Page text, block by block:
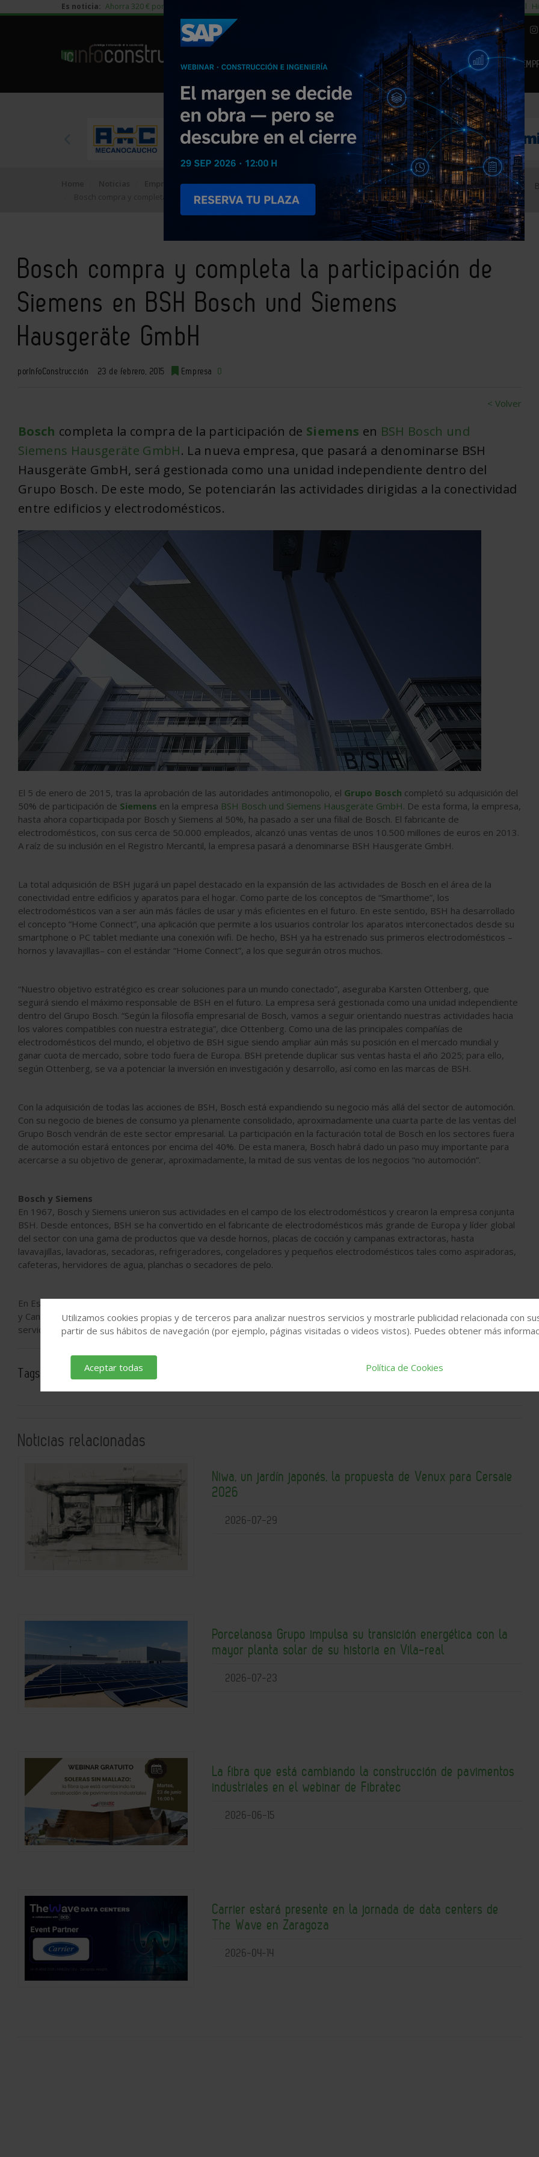
Es noticia: Ahorra 320 € por vivienda en edificación residencial 29% cambiar al alquiler temporal
|
NOTICIAS PRODUCTOS AGENDA ARTÍCULOS
EMPRESAS PREMIUM
Bosch compra y completa la participación de Siemens en BSH Bosch und Siemens Hausgeräte GmbH
Bosch compra y completa la participación de
Siemens en BSH Bosch und Siemens
Hausgeräte GmbH
porInfoConstrucción 23 de febrero, 2015 Empresa 0
< Volver
Bosch completa la compra de la participación de Siemens en BSH Bosch und
Siemens Hausgeräte GmbH. La nueva empresa, que pasará a denominarse BSH
Hausgeräte GmbH, será gestionada como una unidad independiente dentro del
Grupo Bosch. De este modo, Se potenciarán las actividades dirigidas a la conectividad
entre edificios y electrodomésticos.
El 5 de enero de 2015, tras la aprobación de las autoridades antimonopolio, el Grupo Bosch completó su adquisición del
50% de participación de Siemens en la empresa BSH Bosch und Siemens Hausgeräte GmbH. De esta forma, la empresa,
hasta ahora coparticipada por Bosch y Siemens al 50%, ha pasado a ser una filial de Bosch. El fabricante de
electrodomésticos, con sus cerca de 50.000 empleados, alcanzó unas ventas de unos 10.500 millones de euros en 2013.
A raíz de su inclusión en el Registro Mercantil, la empresa pasará a denominarse BSH Hausgeräte GmbH.
La total adquisición de BSH jugará un papel destacado en la expansión de las actividades de Bosch en el área de la
conectividad entre edificios y aparatos para el hogar. Como parte de los conceptos de “Smarthome”, los
electrodomésticos van a ser aún más fáciles de usar y más eficientes en el futuro. En este sentido, BSH ha desarrollado
el concepto “Home Connect”, una aplicación que permite a los usuarios controlar los aparatos interconectados desde su
smartphone o PC tablet mediante una conexión wifi. De hecho, BSH ya ha estrenado sus primeros electrodomésticos –
hornos y lavavajillas– con el estándar “Home Connect”, a los que seguirán otros muchos.
“Nuestro objetivo estratégico es crear soluciones para un mundo conectado”, aseguraba Karsten Ottenberg, que
seguirá siendo el máximo responsable de BSH en el futuro. La empresa será gestionada como una unidad independiente
dentro del Grupo Bosch. “Según la filosofía empresarial de Bosch, vamos a seguir orientando nuestras actividades hacia
los valores compatibles con nuestra estrategia”, dice Ottenberg. Como una de las principales compañías de
electrodomésticos del mundo, el objetivo de BSH sigue siendo ampliar aún más su posición en el mercado mundial y
ganar cuota de mercado, sobre todo fuera de Europa. BSH pretende duplicar sus ventas hasta el año 2025; para ello,
según Ottenberg, se va a potenciar la inversión en investigación y desarrollo, así como en las marcas de BSH.
Con la adquisición de todas las acciones de BSH, Bosch está expandiendo su negocio más allá del sector de automoción.
Con su negocio de bienes de consumo ya plenamente consolidado, aproximadamente una cuarta parte de las ventas del
Grupo Bosch vendrán de este sector empresarial. La participación en la facturación total de Bosch en los sectores fuera
de automoción estará entonces por encima del 40%. De esta manera, Bosch habrá dado un paso muy importante para
acercarse a su objetivo de generar, aproximadamente, la mitad de sus ventas de los negocios “no automoción”.
Bosch y Siemens
En 1967, Bosch y Siemens unieron sus actividades en el campo de los electrodomésticos y crearon la empresa conjunta
BSH. Desde entonces, BSH se ha convertido en el fabricante de electrodomésticos más grande de Europa y líder global
del sector con una gama de productos que va desde hornos, placas de cocción y campanas extractoras, hasta
lavavajillas, lavadoras, secadoras, refrigeradores, congeladores y pequeños electrodomésticos tales como aspiradoras,
cafeteras, hervidores de agua, planchas o secadores de pelo.
En España, BSH cuenta actualmente con siete fábricas distribuidas entre las comunidades de Aragón, Navarra, País Vasco
y Cantabria. Además, dispone de dos centros operativos en Zaragoza y Huarte (Navarra) y sus centros logísticos y de
servicios de atención al cliente, también en Zaragoza. BSH emplea en España en torno a 3.900 personas.
Tags: Edificios Electrodomésticos
Noticias relacionadas
Niwa, un jardín japonés, la propuesta de Venux para Cersaie
2026
2026-07-29
Porcelanosa Grupo impulsa su transición energética con la
mayor planta solar de su historia en Vila-real
2026-07-23
La fibra que está cambiando la construcción de pavimentos
industriales en el webinar de Fibratec
2026-06-15
Carrier estará presente en la jornada de data centers de
The Wave en Zaragoza
2026-04-14
Utilizamos cookies propias y de terceros para analizar nuestros servicios y mostrarle publicidad relacionada con
partir de sus hábitos de navegación (por ejemplo, páginas visitadas o videos vistos). Puedes obtener más
Aceptar todas Política de Cookies